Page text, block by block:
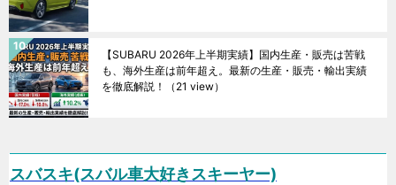
【SUBARU 2026年上半期実績】国内生産・販売は苦戦
も、海外生産は前年超え。最新の生産・販売・輸出実績
を徹底解説！
（21 view）
スバスキ(スバル車大好きスキーヤー)